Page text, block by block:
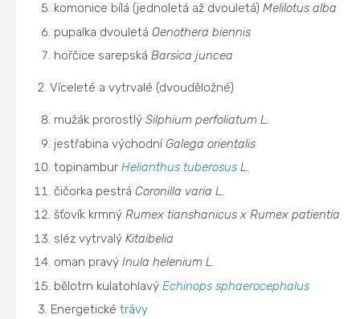
komonice bílá (jednoletá až dvouletá)Melilotus alba
pupalka dvouletáOenothera biennis
hořčice sarepskáBarsica juncea
2. Víceleté a vytrvalé (dvouděložné)
mužák prorostlýSilphium perfoliatum L.
jestřabina východní Galega orientalis
topinamburHelianthus tuberosus L.
čičorka pestráCoronilla varia L.
šťovík krmnýRumex tianshanicus x Rumex patientia
sléz vytrvalýKitaibelia
oman pravýInula helenium L.
bělotrn kulatohlavýEchinops sphaerocephalus
3. Energetickétrávy